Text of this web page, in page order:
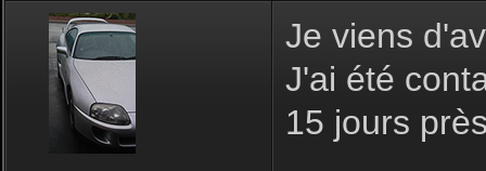
Je viens
J'ai été
15 jours